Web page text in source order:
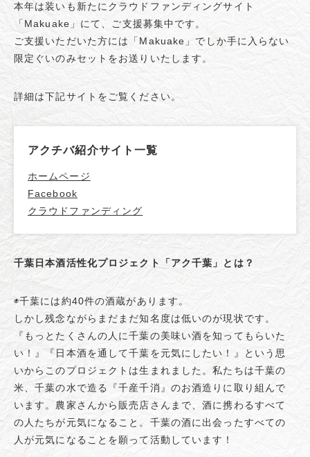
本年は装いも新たにクラウドファンディングサイト
「Makuake」にて、ご支援募集中です。
ご支援いただいた方には「Makuake」でしか手に入らない
限定ぐいのみセットをお送りいたします。
詳細は下記サイトをご覧ください。
アクチバ紹介サイト一覧
ホームページ
Facebook
クラウドファンディング
千葉日本酒活性化プロジェクト「アク千葉」とは？
◉千葉には約40件の酒蔵があります。
しかし残念ながらまだまだ知名度は低いのが現状です。
『もっとたくさんの人に千葉の美味い酒を知ってもらいた
い！』『日本酒を通して千葉を元気にしたい！』という思
いからこのプロジェクトは生まれました。私たちは千葉の
米、千葉の水で造る『千産千消』のお酒造りに取り組んで
います。農家さんから販売店さんまで、酒に携わるすべて
の人たちが元気になること。千葉の酒に出会ったすべての
人が元気になることを願って活動しています！